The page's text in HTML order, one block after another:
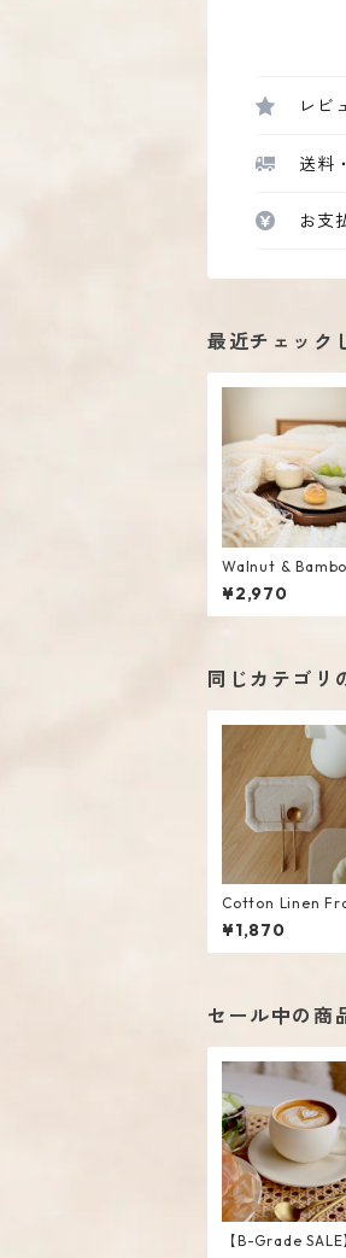
レビ
送料
お支
最近チェック
Walnut &
val Tray / M
¥2,970
同じカテゴリ
Cotton Linen
Mini Mat #Beige
¥1,870
セール中の商
【B-Grade SALE